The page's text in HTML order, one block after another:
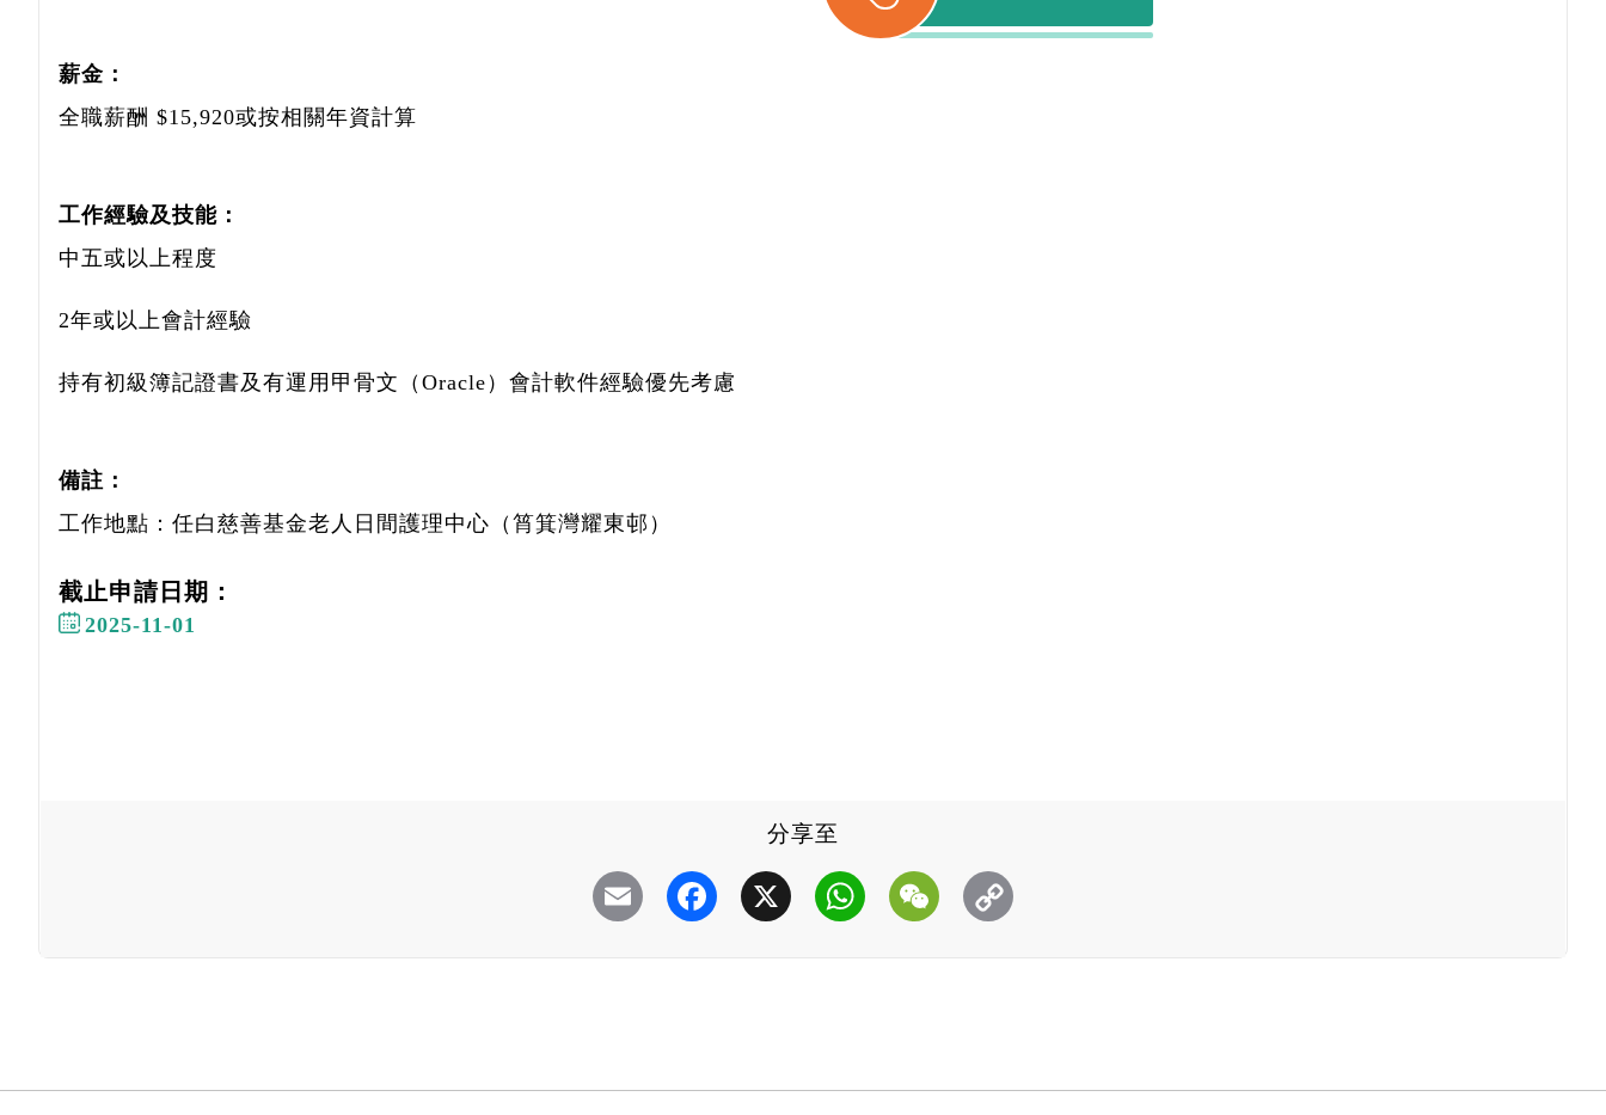
薪金：
全職薪酬 $15,920或按相關年資計算
工作經驗及技能：
中五或以上程度
2年或以上會計經驗
持有初級簿記證書及有運用甲骨文（Oracle）會計軟件經驗優先考慮
備註：
工作地點：任白慈善基金老人日間護理中心（筲箕灣耀東邨）
截止申請日期：
2025-11-01
分享至
Email Facebook
X WhatsAppWeChat